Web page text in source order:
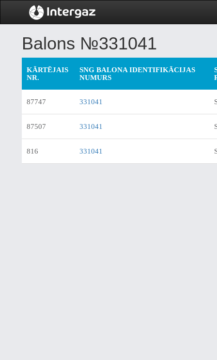
Balons №331041
KĀRTĒJAIS
NR.
SNG BALONA IDENTIFIKĀCIJAS
NUMURS
87747 331041
87507 331041
816 331041